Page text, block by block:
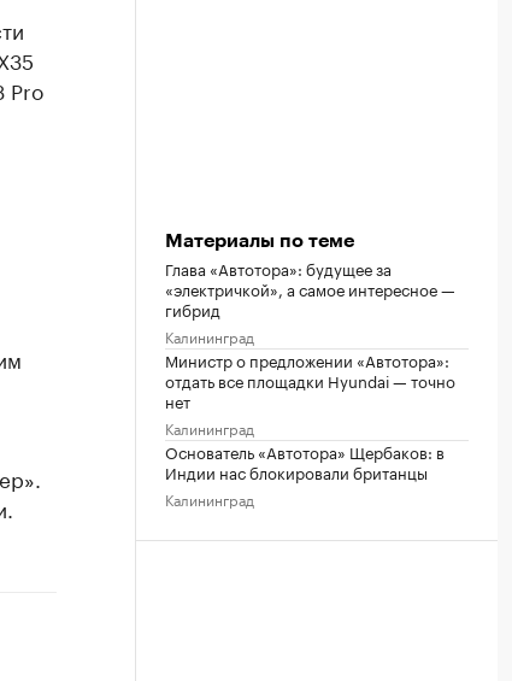
Pro
Материалы по теме
Глава «Автотора»: будущее за
«электричкой», а самое интересное —
гибрид
Калининград
Министр о предложении «Автотора»:
отдать все площадки Hyundai — точно
нет
Калининград
Основатель «Автотора» Щербаков: в
Индии нас блокировали британцы
Калининград